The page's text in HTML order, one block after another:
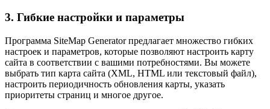
3. Гибкие настройки и параметры
Программа SiteMap Generator предлагает множество гибких
настроек и параметров, которые позволяют настроить карту
сайта в соответствии с вашими потребностями. Вы можете
выбрать тип карта сайта (XML, HTML или текстовый файл),
настроить периодичность обновления карты, указать
приоритеты страниц и многое другое.